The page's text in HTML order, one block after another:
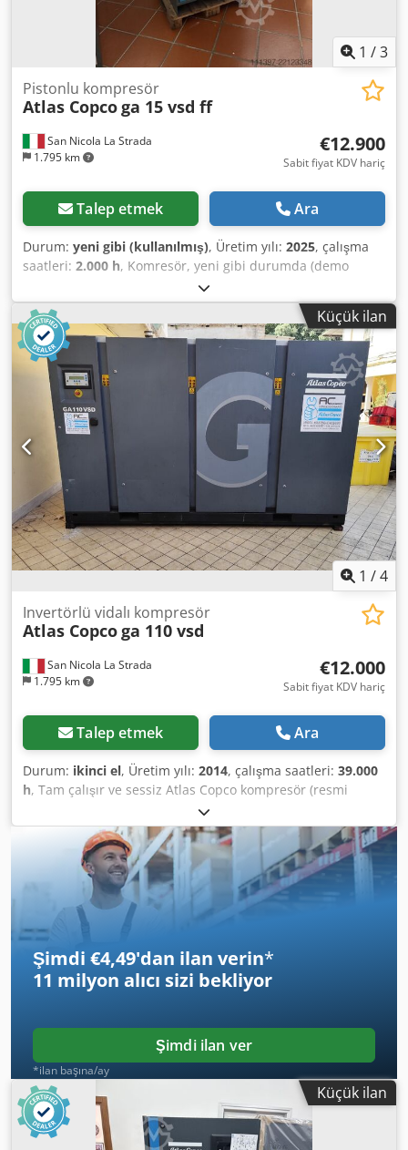
1 /3
San Nicola La Strada
1.795 km
Pistonlu kompresör
Atlas Copcoga 15 vsd ff
€12.900
Sabit fiyat KDV hariç
Talep etmek Ara
Durum: yeni gibi (kullanılmış), Üretim yılı: 2025, çalışma
saatleri: 2.000 h, Komresör, yeni gibi durumda (demo
kompresör), sadece 2000 saat çalışmıştır. Resmi bayiiz.
Yeni liste fiyatı: 32.074 Euro. Başlıca özellikler: Maksimum
basınç: 10 bar Güç: 15 kW / 20 HP Chsdpfxszdf Iyo Aptsa
Debi: 2940 l/dak
Küçük ilan
1 /4
San Nicola La Strada
1.795 km
Invertörlü vidalı kompresör
Atlas Copcoga 110 vsd
€12.000
Sabit fiyat KDV hariç
Talep etmek Ara
Durum: ikinci el, Üretim yılı: 2014, çalışma saatleri: 39.000
h, Tam çalışır ve sessiz Atlas Copco kompresör (resmi
bayisiyiz). Chedpfezc Hmhjx Aptoa Ana özellikler:
Maksimum basınç: 10 bar Debi: 19.200 litre/dakika Güç:
110 kW / 150 HP
Şimdi €4,49'dan ilan verin*
11 milyon alıcı sizi bekliyor
Şimdi ilan ver
*ilan başına/ay
Küçük ilan